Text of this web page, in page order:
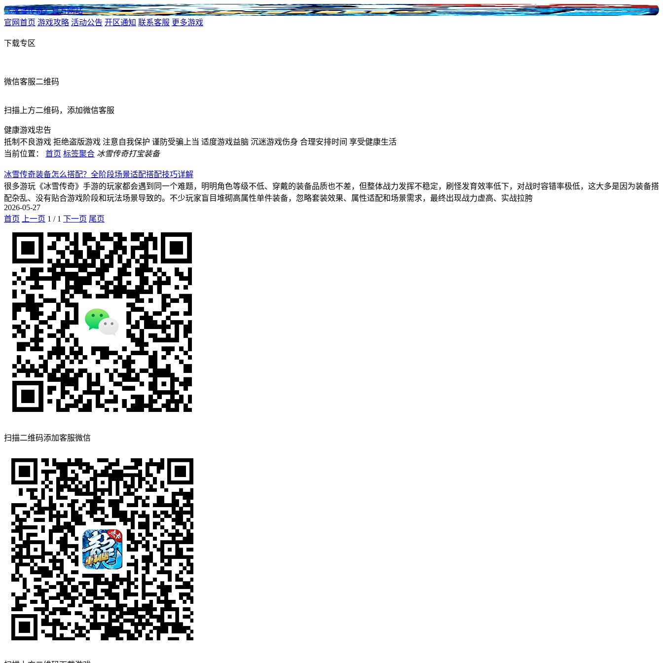
《冰雪传奇》官方网站
官网首页 游戏攻略 活动公告 开区通知 联系客服 更多游戏
下载专区
微信客服二维码
扫描上方二维码，添加微信客服
健康游戏忠告
抵制不良游戏 拒绝盗版游戏 注意自我保护 谨防受骗上当 适度游戏益脑 沉迷游戏伤身 合理安排时间 享受健康生活
当前位置：
首页 标签聚合 冰雪传奇打宝装备
冰雪传奇装备怎么搭配？全阶段场景适配搭配技巧详解
很多游玩《冰雪传奇》手游的玩家都会遇到同一个难题，明明角色等级不低、穿戴的装备品质也不差，但整体战力发挥不稳定，刷怪发育效率低下，对战时容错率极低，这大多是因为装备搭
配杂乱、没有贴合游戏阶段和玩法场景导致的。不少玩家盲目堆砌高属性单件装备，忽略套装效果、属性适配和场景需求，最终出现战力虚高、实战拉胯
2026-05-27
首页
上一页 1 / 1 下一页 尾页
扫描二维码添加客服微信